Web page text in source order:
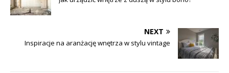
NEXT
Inspiracje na aranżację wnętrza w stylu vintage